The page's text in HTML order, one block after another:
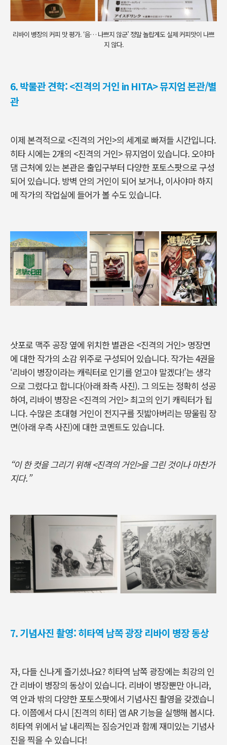
리바이 병장의 커피 맛 평가. ‘음… 나쁘지 않군’ 정말 놀랍게도 실제 커피맛이 나쁘
지 않다.
6. 박물관 견학: <진격의 거인 in HITA> 뮤지엄 본관/별
관
이제 본격적으로 <진격의 거인>의 세계로 빠져들 시간입니다.
히타 시에는 2개의 <진격의 거인> 뮤지엄이 있습니다. 오야마
댐 근처에 있는 본관은 출입구부터 다양한 포토스팟으로 구성
되어 있습니다. 방벽 안의 거인이 되어 보거나, 이사야마 하지
메 작가의 작업실에 들어가 볼 수도 있습니다.
삿포로 맥주 공장 옆에 위치한 별관은 <진격의 거인> 명장면
에 대한 작가의 소감 위주로 구성되어 있습니다. 작가는 4권을
‘리바이 병장이라는 캐릭터로 인기를 얻고야 말겠다!’는 생각
으로 그렸다고 합니다(아래 좌측 사진). 그 의도는 정확히 성공
하여, 리바이 병장은 <진격의 거인> 최고의 인기 캐릭터가 됩
니다. 수많은 초대형 거인이 전지구를 짓밟아버리는 땅울림 장
면(아래 우측 사진)에 대한 코멘트도 있습니다.
“이 한 컷을 그리기 위해 <진격의 거인>을 그린 것이나 마찬가
지다.”
7. 기념사진 촬영: 히타역 남쪽 광장 리바이 병장 동상
자, 다들 신나게 즐기셨나요? 히타역 남쪽 광장에는 최강의 인
간 리바이 병장의 동상이 있습니다. 리바이 병장뿐만 아니라,
역 안과 밖의 다양한 포토스팟에서 기념사진 촬영을 갖겠습니
다. 이쯤에서 다시 [진격의 히타] 앱 AR 기능을 실행해 봅시다.
히타역 위에서 날 내리찍는 짐승거인과 함께 재미있는 기념사
진을 찍을 수 있습니다!